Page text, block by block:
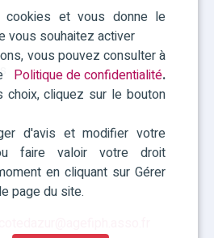
et vous donne le
vous souhaitez activer
vous pouvez consulter à
Politique de confidentialité.
choix, cliquez sur le bouton
d'avis et modifier votre
faire valoir votre droit
en cliquant sur Gérer
page du site.